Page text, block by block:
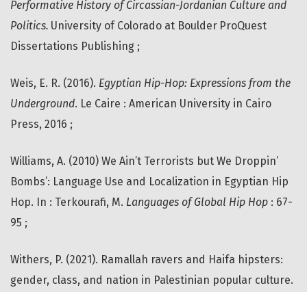
Performative History of Circassian-Jordanian Culture and
Politics. University of Colorado at Boulder ProQuest
Dissertations Publishing ;
Weis, E. R. (2016). Egyptian Hip-Hop: Expressions from the
Underground. Le Caire : American University in Cairo
Press, 2016 ;
Williams, A. (2010) We Ain’t Terrorists but We Droppin’
Bombs’: Language Use and Localization in Egyptian Hip
Hop. In : Terkourafi, M. Languages of Global Hip Hop : 67-
95 ;
Withers, P. (2021). Ramallah ravers and Haifa hipsters:
gender, class, and nation in Palestinian popular culture.